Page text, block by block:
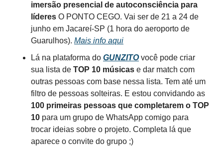
imersão presencial de autoconsciência para
líderes O PONTO CEGO. Vai ser de 21 a 24 de
junho em Jacareí-SP (1 hora do aeroporto de
Guarulhos). Mais info aqui
Lá na plataforma do GUNZITO você pode criar
sua lista de TOP 10 músicas e dar match com
outras pessoas com base nessa lista. Tem até um
100 primeiras pessoas que completarem o TOP
10 para um grupo de WhatsApp comigo para
trocar ideias sobre o projeto. Completa lá que
aparece o convite do grupo ;)